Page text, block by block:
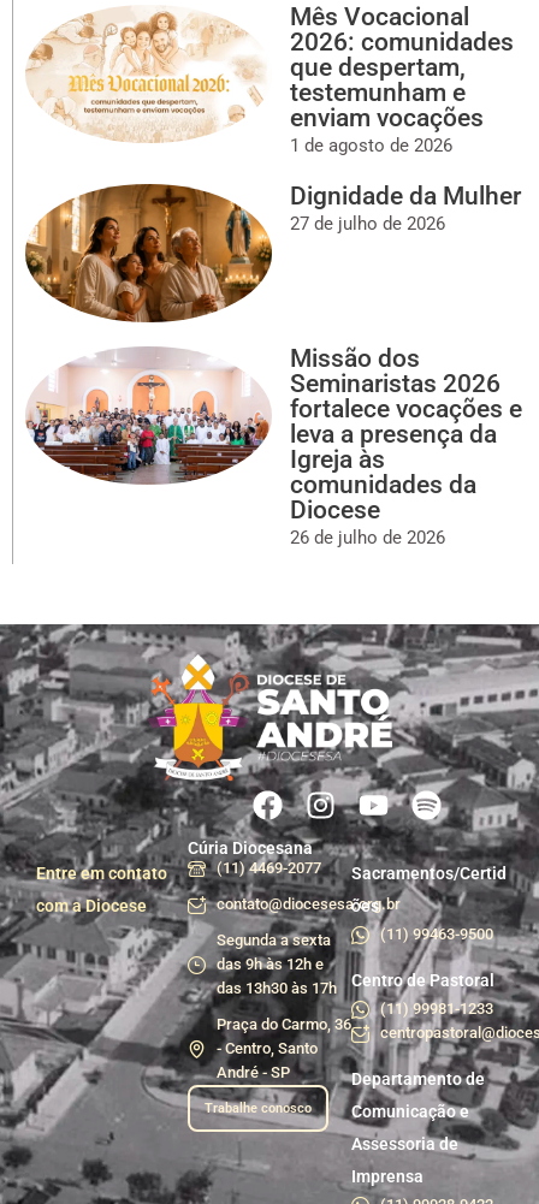
Mês Vocacional
2026: comunidades
que despertam,
testemunham e
enviam vocações
1 de agosto de 2026
Dignidade da Mulher
27 de julho de 2026
Missão dos
Seminaristas 2026
fortalece vocações e
leva a presença da
Igreja às
comunidades da
Diocese
26 de julho de 2026
Entre em contato
com a Diocese
Cúria Diocesana
(11) 4469-2077
contato@diocesesa.org.br
Segunda a sexta
das 9h às 12h e
das 13h30 às 17h
Praça do Carmo, 36
- Centro, Santo
André - SP
Trabalhe conosco
Sacramentos/Certid
ões
(11) 99463-9500
Centro de Pastoral
(11) 99981-1233
Departamento de
Comunicação e
Assessoria de
Imprensa